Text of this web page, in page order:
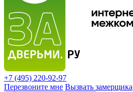
+7 (495) 220-92-97
Перезвоните мне Вызвать замерщика